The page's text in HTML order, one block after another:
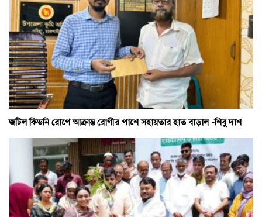
জটিল কিডনি রোগে আক্রান্ত রোগীর পাশে সহায়তার হাত বাড়াল -শিবু দাশ